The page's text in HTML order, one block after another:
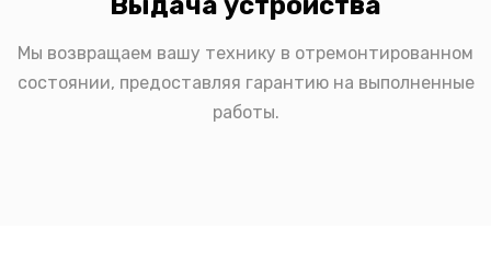
Мы возвращаем вашу технику в отремонтированном
состоянии, предоставляя гарантию на выполненные
работы.